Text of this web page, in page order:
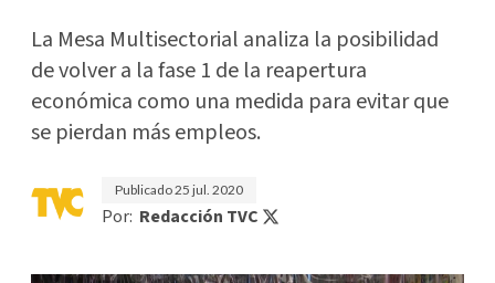
La Mesa Multisectorial analiza la posibilidad
de volver a la fase 1 de la reapertura
económica como una medida para evitar que
se pierdan más empleos.
Publicado25 jul. 2020
Por: Redacción TVC